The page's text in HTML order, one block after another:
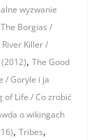
wyzwanie
The Borgias /
Killer /
,The Good
/ Goryle i ja
of Life / Co zrobić
o wikingach
,Tribes,